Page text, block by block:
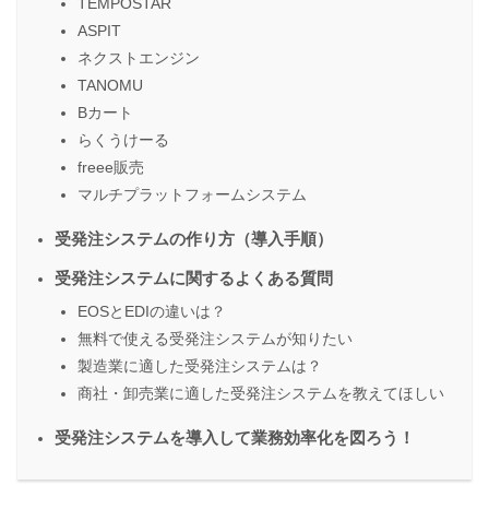
ASPIT
ネクストエンジン
TANOMU
Bカート
らくうけーる
freee販売
マルチプラットフォームシステム
受発注システムの作り方（導入手順）
受発注システムに関するよくある質問
EOSとEDIの違いは？
無料で使える受発注システムが知りたい
製造業に適した受発注システムは？
商社・卸売業に適した受発注システムを教えてほしい
受発注システムを導入して業務効率化を図ろう！